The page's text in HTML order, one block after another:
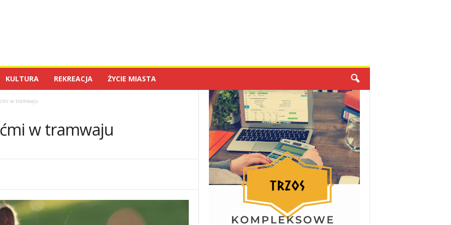
KULTURA REKREACJA ŻYCIE MIASTA
w tramwaju
w tramwaju